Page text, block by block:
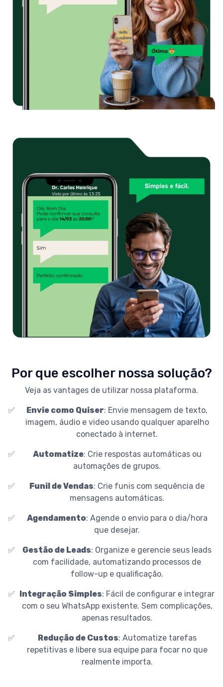
Por que escolher nossa solução?
Veja as vantages de utilizar nossa plataforma.
✅ Envie como Quiser: Envie mensagem de texto,
imagem, áudio e video usando qualquer aparelho
conectado à internet.
✅ Automatize: Crie respostas automáticas ou
automações de grupos.
✅ Funil de Vendas: Crie funis com sequência de
mensagens automáticas.
✅ Agendamento: Agende o envio para o dia/hora
que desejar.
✅ Gestão de Leads: Organize e gerencie seus leads
com facilidade, automatizando processos de
follow-up e qualificação.
✅ Integração Simples: Fácil de configurar e integrar
com o seu WhatsApp existente. Sem complicações,
apenas resultados.
✅ Redução de Custos: Automatize tarefas
repetitivas e libere sua equipe para focar no que
realmente importa.